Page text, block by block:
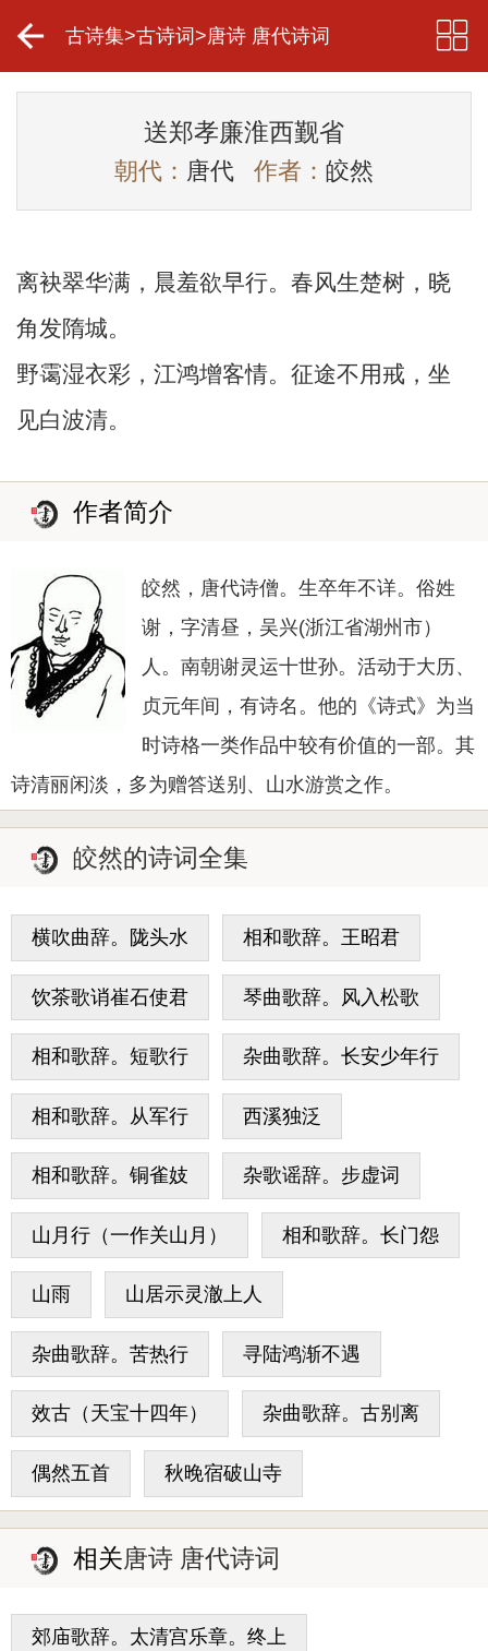
古诗集>古诗词 >唐诗 唐代诗词
送郑孝廉淮西觐省
朝代： 唐代 作者： 皎然
离袂翠华满，晨羞欲早行。春风生楚树，晓
角发隋城。
野霭湿衣彩，江鸿增客情。征途不用戒，坐
见白波清。
作者简介
皎然，唐代诗僧。生卒年不详。俗姓
谢，字清昼，吴兴(浙江省湖州市）
人。南朝谢灵运十世孙。活动于大历、
贞元年间，有诗名。他的《诗式》为当
时诗格一类作品中较有价值的一部。其
诗清丽闲淡，多为赠答送别、山水游赏之作。
皎然的诗词全集
横吹曲辞。陇头水 相和歌辞。王昭君
饮茶歌诮崔石使君 琴曲歌辞。风入松歌
相和歌辞。短歌行 杂曲歌辞。长安少年行
相和歌辞。从军行 西溪独泛
相和歌辞。铜雀妓 杂歌谣辞。步虚词
山月行（一作关山月） 相和歌辞。长门怨
山雨 山居示灵澈上人
杂曲歌辞。苦热行 寻陆鸿渐不遇
效古（天宝十四年） 杂曲歌辞。古别离
偶然五首 秋晚宿破山寺
相关唐诗 唐代诗词
郊庙歌辞。太清宫乐章。终上